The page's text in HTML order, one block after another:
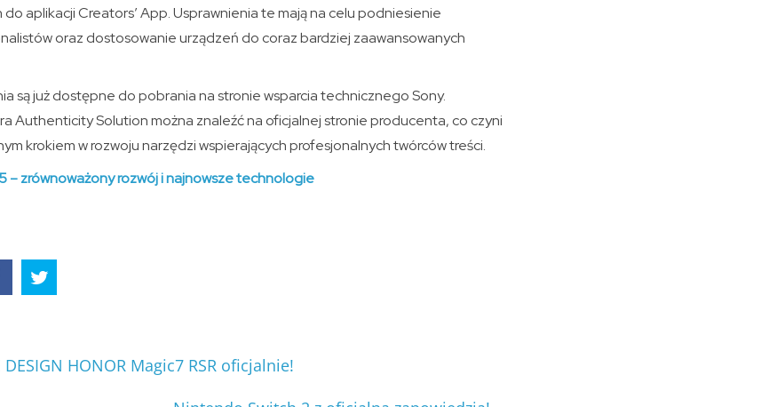
aplikacji Creators’ App. Usprawnienia te mają na celu podniesienie
oraz dostosowanie urządzeń do coraz bardziej zaawansowanych
są już dostępne do pobrania na stronie wsparcia technicznego Sony.
Authenticity Solution można znaleźć na oficjalnej stronie producenta, co czyni
krokiem w rozwoju narzędzi wspierających profesjonalnych twórców treści.
– zrównoważony rozwój i najnowsze technologie
DESIGN HONOR Magic7 RSR oficjalnie!